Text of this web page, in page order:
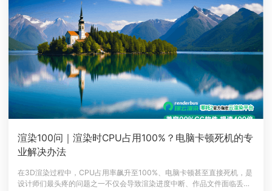
渲染100问｜渲染时CPU占用100%？电脑卡顿死机的专
业解决办法
在3D渲染过程中，CPU占用率飙升至100%、电脑卡顿甚至直接死机，是
设计师们最头疼的问题之一不仅会导致渲染进度中断、作品文件面临丢失